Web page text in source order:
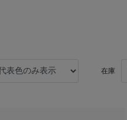
在庫